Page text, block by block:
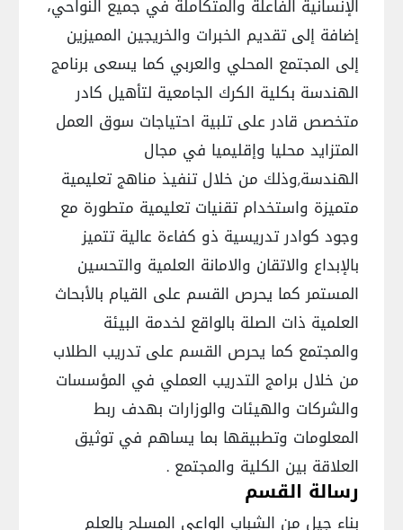
الإنسانية الفاعلة والمتكاملة في جميع النواحي،
إضافة إلى تقديم الخبرات والخريجين المميزين
إلى المجتمع المحلي والعربي كما يسعى برنامج
الهندسة بكلية الكرك الجامعية لتأهيل كادر
متخصص قادر على تلبية احتياجات سوق العمل
المتزايد محليا وإقليميا في مجال
الهندسة,وذلك من خلال تنفيذ مناهج تعليمية
متميزة واستخدام تقنيات تعليمية متطورة مع
وجود كوادر تدريسية ذو كفاءة عالية تتميز
بالإبداع والاتقان والامانة العلمية والتحسين
المستمر كما يحرص القسم على القيام بالأبحاث
العلمية ذات الصلة بالواقع لخدمة البيئة
والمجتمع كما يحرص القسم على تدريب الطلاب
من خلال برامج التدريب العملي في المؤسسات
والشركات والهيئات والوزارات بهدف ربط
المعلومات وتطبيقها بما يساهم في توثيق
العلاقة بين الكلية والمجتمع .
رسالة القسم
بناء جيل من الشباب الواعي المسلح بالعلم